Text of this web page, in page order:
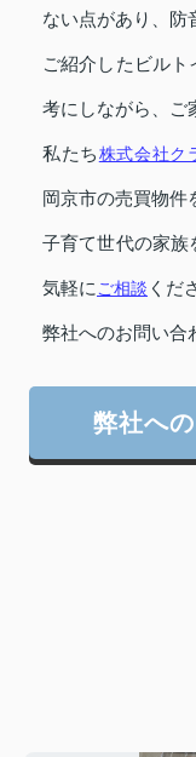
ない点があり、防
ご紹介したビル
考にしながら、ご
私たち株式会社ク
岡京市の売買物件
子育て世代の家族
気軽に ご相談 くだ
弊社へのお問い合
弊社へ